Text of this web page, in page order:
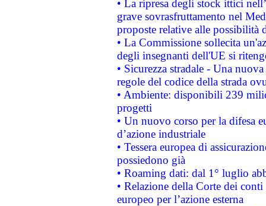
• La ripresa degli stock ittici
grave sovrasfruttamento nel
proposte relative alle possibilità
• La Commissione sollecita
degli insegnanti dell'UE si
• Sicurezza stradale - Una
regole del codice della strada
• Ambiente: disponibili 239
progetti
• Un nuovo corso per la difesa
d’azione industriale
• Tessera europea di
possiedono già
• Roaming dati: dal 1° luglio
• Relazione della Corte dei
europeo per l’azione esterna